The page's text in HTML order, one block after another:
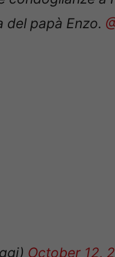
del papà Enzo.